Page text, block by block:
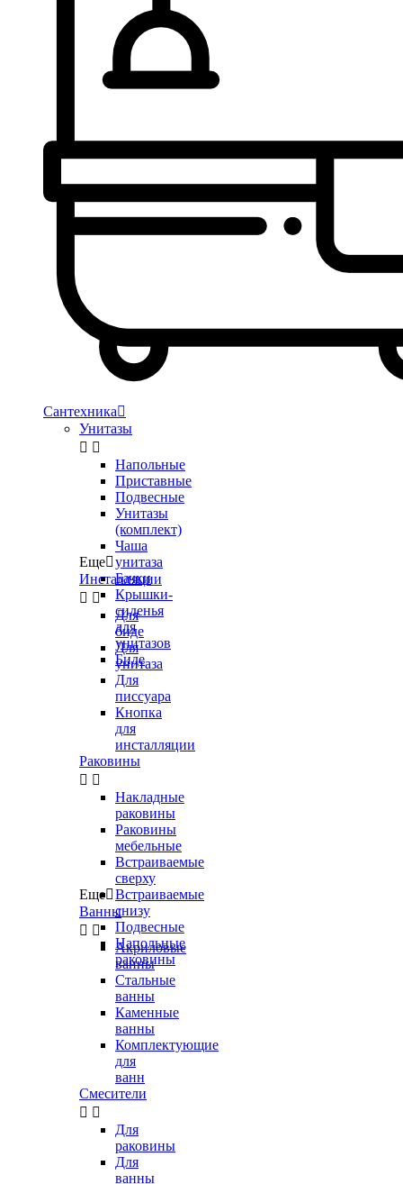
Сантехника
Унитазы
 
Напольные
Приставные
Подвесные
Унитазы
(комплект)
Чаша
унитаза
Бачки
Крышки-
сиденья
для
унитазов
Биде
Еще
Инсталляции
 
Для
биде
Для
унитаза
Для
писсуара
Кнопка
для
инсталляции
Раковины
 
Накладные
раковины
Раковины
мебельные
Встраиваемые
сверху
Встраиваемые
снизу
Подвесные
Напольные
раковины
Еще
Ванны
 
Акриловые
ванны
Стальные
ванны
Каменные
ванны
Комплектующие
для
ванн
Смесители
 
Для
раковины
Для
ванны